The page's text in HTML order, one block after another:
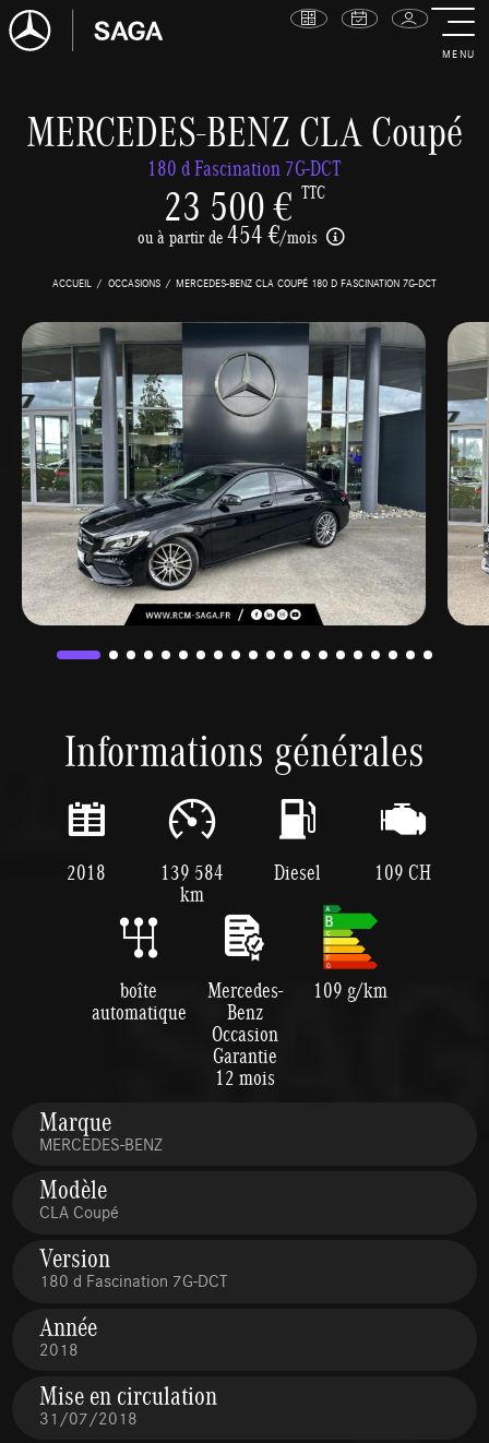
MENU
MERCEDES-BENZ CLA Coupé
180 d Fascination 7G-DCT
23 500 € TTC
ou à partir de454 €/mois
ACCUEIL OCCASIONS MERCEDES-BENZ CLA COUPÉ 180 D FASCINATION 7G-DCT
Informations générales
2018 139 584
km
Diesel 109 CH
boîte
automatique
Mercedes-
Benz
Occasion
Garantie
12 mois
109 g/km
Marque
MERCEDES-BENZ
Modèle
CLA Coupé
Version
180 d Fascination 7G-DCT
Année
2018
Mise en circulation
31/07/2018